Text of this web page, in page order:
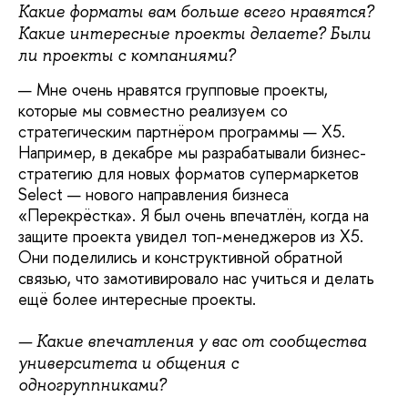
Какие форматы вам больше всего нравятся?
Какие интересные проекты делаете? Были
ли проекты с компаниями?
— Мне очень нравятся групповые проекты,
которые мы совместно реализуем со
стратегическим партнёром программы — X5.
Например, в декабре мы разрабатывали бизнес-
стратегию для новых форматов супермаркетов
Select — нового направления бизнеса
«Перекрёстка». Я был очень впечатлён, когда на
защите проекта увидел топ-менеджеров из X5.
Они поделились и конструктивной обратной
связью, что замотивировало нас учиться и делать
ещё более интересные проекты.
— Какие впечатления у вас от сообщества
университета и общения с
одногруппниками?